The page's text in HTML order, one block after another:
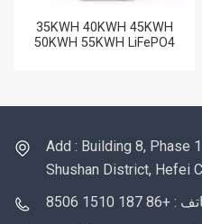
35KWH 40KWH 45KWH
50KWH 55KWH LiFePO4
Add : Building 8, Phase
Shushan District, Hefei
+86 187 1510 8506